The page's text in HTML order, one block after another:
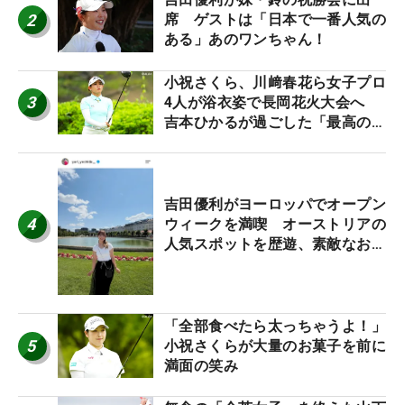
2
席 ゲストは「日本で一番人気の
ある」あのワンちゃん！
3
小祝さくら、川﨑春花ら女子プロ
4人が浴衣姿で長岡花火大会へ
吉本ひかるが過ごした「最高の夏
4
吉田優利がヨーロッパでオープン
ウィークを満喫 オーストリアの
人気スポットを歴遊、素敵なお土
5
「全部食べたら太っちゃうよ！」
小祝さくらが大量のお菓子を前に
満面の笑み